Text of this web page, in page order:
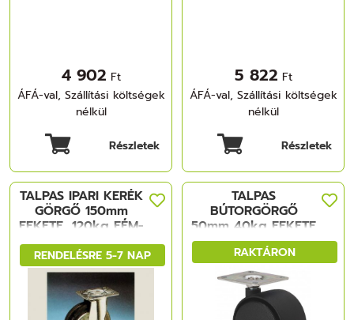
4 902 Ft
ÁFÁ-val, Szállítási költségek
nélkül
Részletek
5 822 Ft
ÁFÁ-val, Szállítási költségek
nélkül
Részletek
RENDELÉSRE 5-7 NAP
TALPAS IPARI KERÉK
GÖRGŐ 150mm
FEKETE, 120kg FÉM-
GUMI
RAKTÁRON
TALPAS
BÚTORGÖRGŐ
50mm 40kg FEKETE
FÉM-MÜANYAG